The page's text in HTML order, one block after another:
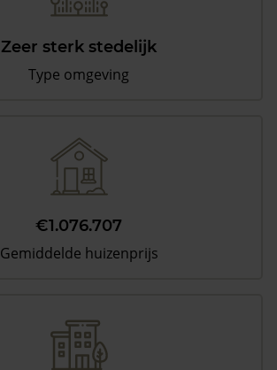
Zeer sterk stedelijk
Type omgeving
€1.076.707
Gemiddelde huizenprijs